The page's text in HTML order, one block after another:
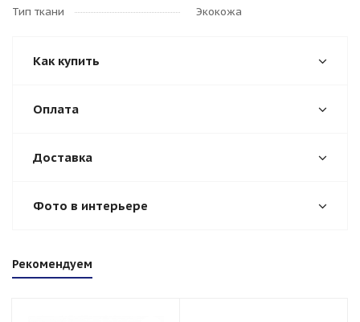
Тип ткани
Экокожа
Как купить
Оплата
Доставка
Фото в интерьере
Рекомендуем